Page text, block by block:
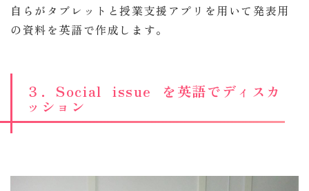
自らがタブレットと授業支援アプリを用いて発表用
の資料を英語で作成します。
３．Social issue を英語でディスカ
ッション